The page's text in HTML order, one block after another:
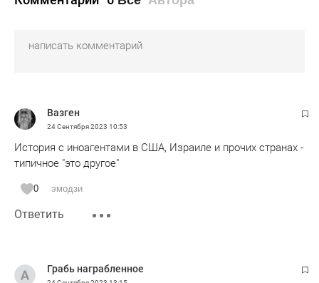
Вазген
24 Сентября 2023 10:53
История с иноагентами в США, Израиле и прочих странах -
типичное "это другое"
0 эмодзи
Ответить
Грабь награбленное